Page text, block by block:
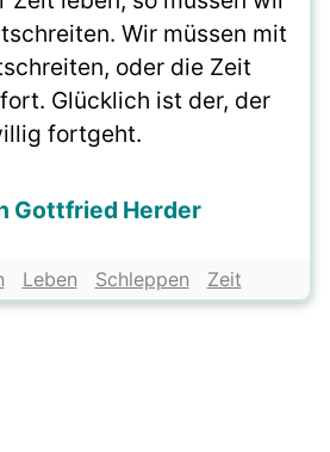
Wir müssen mit
oder die Zeit
Glücklich ist der, der
fortgeht.
Gottfried Herder
Leben Schleppen Zeit